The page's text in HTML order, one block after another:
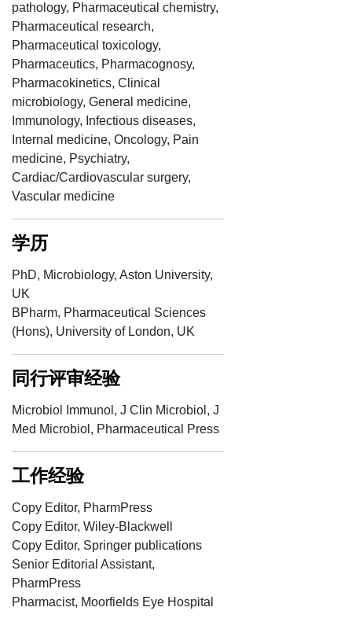
pathology, Pharmaceutical chemistry,
Pharmaceutical research,
Pharmaceutical toxicology,
Pharmaceutics, Pharmacognosy,
Pharmacokinetics, Clinical
microbiology, General medicine,
Immunology, Infectious diseases,
Internal medicine, Oncology, Pain
medicine, Psychiatry,
Cardiac/Cardiovascular surgery,
Vascular medicine
学历
PhD, Microbiology, Aston University,
UK
BPharm, Pharmaceutical Sciences
(Hons), University of London, UK
同行评审经验
Microbiol Immunol, J Clin Microbiol, J
Med Microbiol, Pharmaceutical Press
工作经验
Copy Editor, PharmPress
Copy Editor, Wiley-Blackwell
Copy Editor, Springer publications
Senior Editorial Assistant,
PharmPress
Pharmacist, Moorfields Eye Hospital